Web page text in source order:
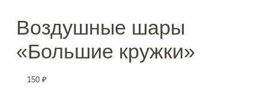
Воздушные шары
«Большие кружки»
150 ₽